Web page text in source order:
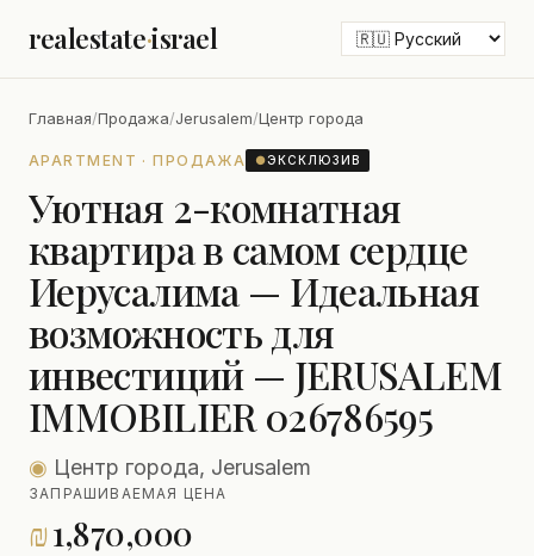
realestate·israel
Главная/Продажа/Jerusalem/Центр города
APARTMENT · ПРОДАЖА ●ЭКСКЛЮЗИВ
Уютная 2-комнатная
квартира в самом сердце
Иерусалима — Идеальная
возможность для
инвестиций — JERUSALEM
IMMOBILIER 026786595
◉ Центр города, Jerusalem
ЗАПРАШИВАЕМАЯ ЦЕНА
₪1,870,000